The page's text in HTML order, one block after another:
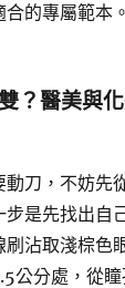
的專屬範本。
？醫美與
刀，不妨先
是先找出自
沾取淺棕色
公分處，從